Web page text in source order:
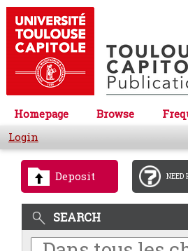
Homepage Browse
Login
Deposit NEED
SEARCH